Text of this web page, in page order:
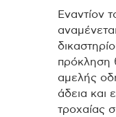
Εναντίον
πρόκληση
αμελής
άδεια και
τροχαίας